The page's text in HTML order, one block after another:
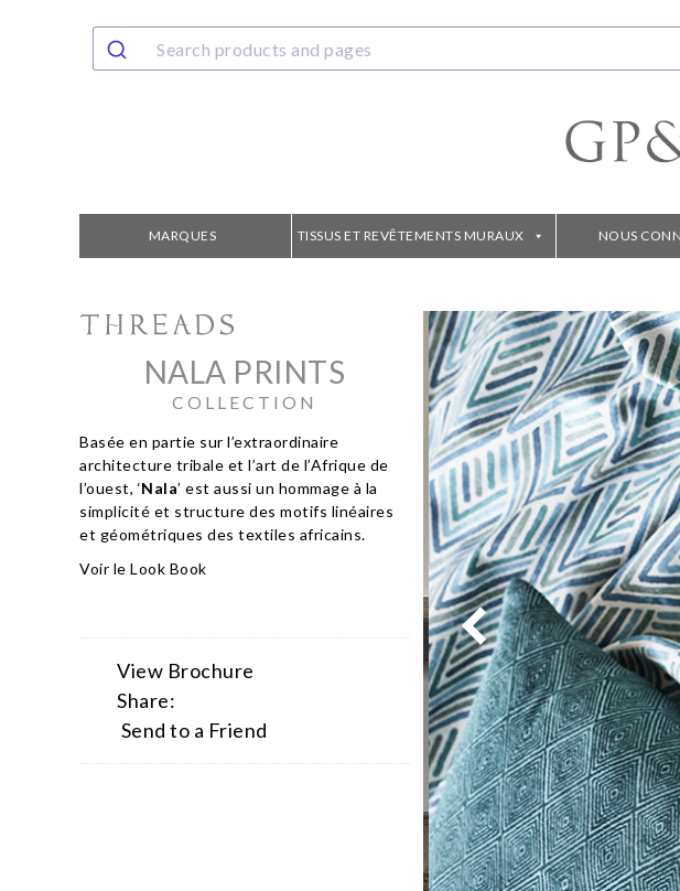
MARQUES TISSUS ET REVÊTEMENTS MURAUX NOUS
NALA PRINTS
COLLECTION
Basée en partie sur l’extraordinaire
architecture tribale et l’art de l’Afrique de
l’ouest, ‘Nala’ est aussi un hommage à la
simplicité et structure des motifs linéaires
et géométriques des textiles africains.
Voir le Look Book
View Brochure
Share:
Send to a Friend